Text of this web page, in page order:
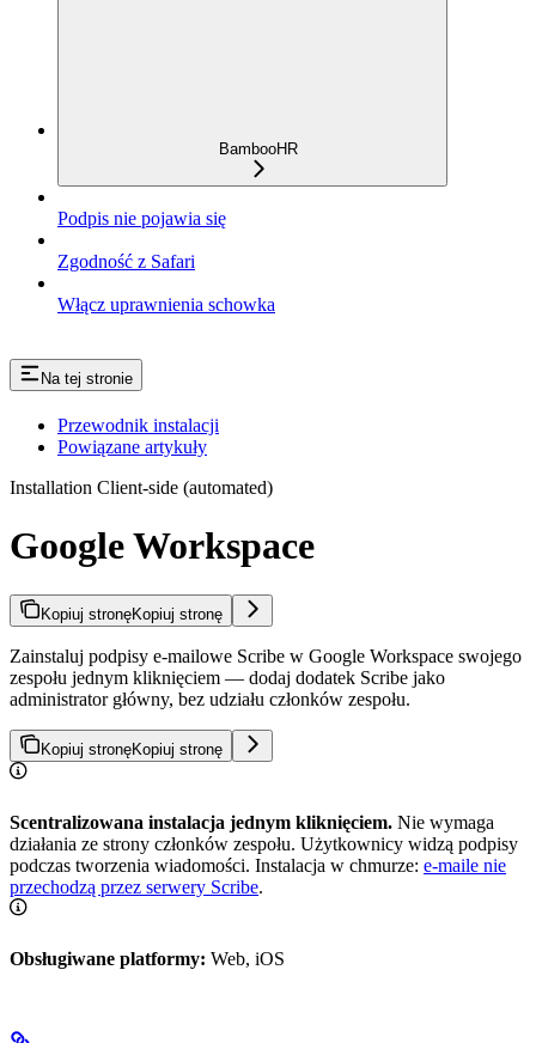
BambooHR
Podpis nie pojawia się
Zgodność z Safari
Włącz uprawnienia schowka
Na tej stronie
Przewodnik instalacji
Powiązane artykuły
Installation Client-side (automated)
Google Workspace
Kopiuj stronęKopiuj stronę
Zainstaluj podpisy e-mailowe Scribe w Google Workspace swojego
zespołu jednym kliknięciem — dodaj dodatek Scribe jako
administrator główny, bez udziału członków zespołu.
Kopiuj stronęKopiuj stronę
Scentralizowana instalacja jednym kliknięciem. Nie wymaga
działania ze strony członków zespołu. Użytkownicy widzą podpisy
podczas tworzenia wiadomości. Instalacja w chmurze: e-maile nie
przechodzą przez serwery Scribe.
Obsługiwane platformy: Web, iOS